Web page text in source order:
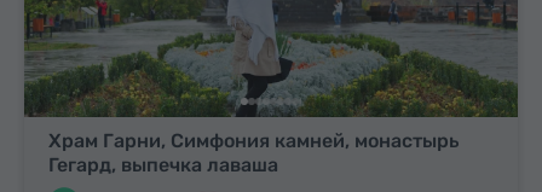
Храм Гарни, Симфония камней, монастырь
Гегард, выпечка лаваша